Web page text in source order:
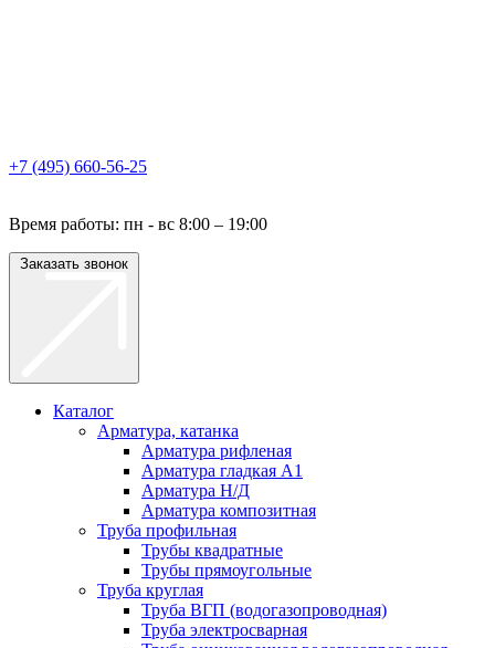
+7 (495) 660-56-25
Время работы: пн - вс 8:00 – 19:00
Заказать звонок
Каталог
Арматура, катанка
Арматура рифленая
Арматура гладкая A1
Арматура Н/Д
Арматура композитная
Труба профильная
Трубы квадратные
Трубы прямоугольные
Труба круглая
Труба ВГП (водогазопроводная)
Труба электросварная